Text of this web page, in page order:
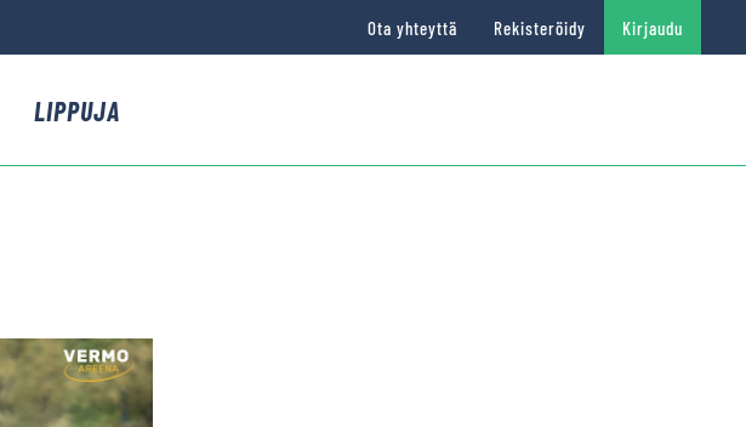
Ota yhteyttä Rekisteröidy Kirjaudu
LIPPUJA